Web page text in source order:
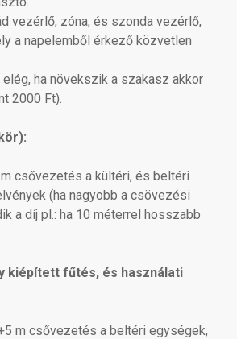
vezérlő, zóna, és szonda vezérlő,
a napelemből érkező közvetlen
ha növekszik a szakasz akkor
2000 Ft).
csővezetés a kültéri, és beltéri
(ha nagyobb a csövezési
a díj pl.: ha 10 méterrel hosszabb
kiépített fűtés, és használati
m csővezetés a beltéri egységek,